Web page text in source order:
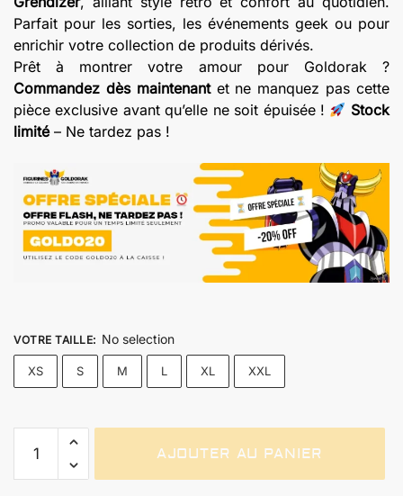
Parfait pour les sorties, les événements geek ou pour
enrichir votre collection de produits dérivés.
Prêt à montrer votre amour pour Goldorak ?
Commandez dès maintenantet ne manquez pas cette
pièce exclusive avant qu’elle ne soit épuisée !
Stock
limité– Ne tardez pas !
VOTRE TAILLE: No selection
XS S M L XL XXL
T-
AJOUTER AU PANIER